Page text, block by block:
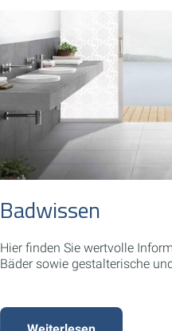
Badwissen
Hier finden Sie wertvolle
Bäder sowie gestalterische